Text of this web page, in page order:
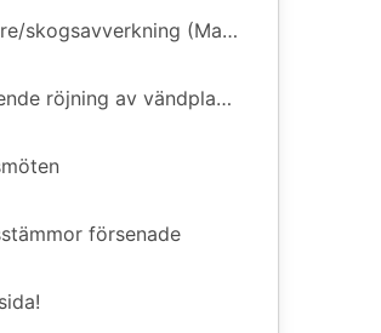
Granbarkborre/skogsavverkning (Marklov 6:20)
Viktigt angående röjning av vändplaner
försenade